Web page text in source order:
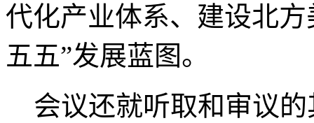
代化产业体系、建设北
五五”发展蓝图。
会议还就听取和审议的